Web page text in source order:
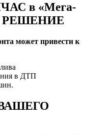
в «Мега-
РЕШЕНИЕ
может привести к
в ДТП